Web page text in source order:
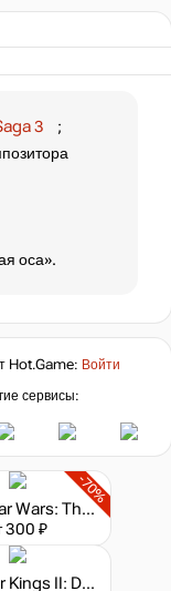
3
;
оса».
Hot.Game: Войти
сервисы:
-70%
LEGO Star Wars: The Skywalker Saga - Deluxe Edition
300 ₽
Crusader Kings II: Dynasty Shields